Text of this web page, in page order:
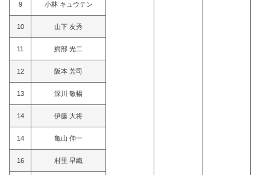
9 小林 キュウテン
10 山下 友秀
11 鰐部 光二
12 阪本 芳司
13 深川 敬暢
14 伊藤 大将
14 亀山 伸一
16 村里 早織